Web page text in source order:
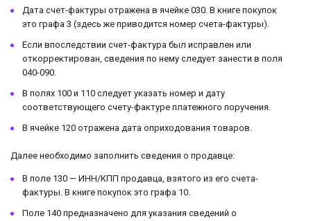
Дата счет-фактуры отражена в ячейке 030. В книге покупок
это графа 3 (здесь же приводится номер счета-фактуры).
Если впоследствии счет-фактура был исправлен или
откорректирован, сведения по нему следует занести в поля
040-090.
В полях 100 и 110 следует указать номер и дату
соответствующего счету-фактуре платежного поручения.
В ячейке 120 отражена дата оприходования товаров.
Далее необходимо заполнить сведения о продавце:
В поле 130 — ИНН/КПП продавца, взятого из его счета-
фактуры. В книге покупок это графа 10.
Поле 140 предназначено для указания сведений о